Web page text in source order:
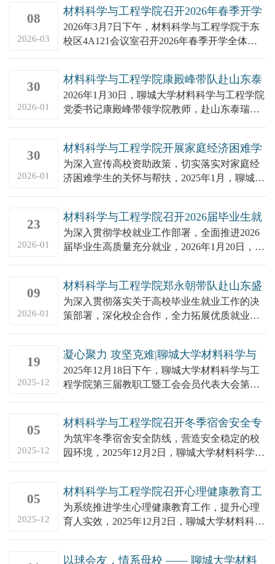
08
2026-03
材料科学与工程学院召开2026年春季开学
全体班主任工作会议
2026年3月7日下午，材料科学与工程学院于东
校区4A121会议室召开2026年春季开学全体班
30
2026-01
材料科学与工程学院康殿峰带队赴山东泰
瑞丰新材料有限公司开展访企拓岗专项行
动
2026年1月30日，聊城大学材料科学与工程学院
党委书记康殿峰带领学院教师，赴山东泰瑞丰
30
2026-01
材料科学与工程学院开展家庭经济困难学
生寒假慰问走访活动
为深入宣传高校资助政策，切实落实对家庭经
济困难学生的关怀与帮扶，2025年1月，聊城大
23
2026-01
材料科学与工程学院召开2026届毕业生就
业工作专题研究会
为深入贯彻学校就业工作部署，全面推进2026
届毕业生高质量充分就业，2026年1月20日，材
09
2026-01
材料科学与工程学院郑永朝带队赴山东盛
阳集团有限公司开展访企拓岗专项行动
为深入贯彻落实关于高校毕业生就业工作的决
策部署，深化校企合作，全力拓展优质就业岗
19
2025-12
凝心聚力 攻坚克难|聊城大学材料科学与
工程学院召开第三届教职工暨工会会员代
表大会第三次会议
2025年12月18日下午，聊城大学材料科学与工
程学院第三届教职工暨工会会员代表大会第三
05
2025-12
材料科学与工程学院召开冬季宿舍安全专
项工作会议
为筑牢冬季宿舍安全防线，营造安全稳定的校
园环境，2025年12月2日，聊城大学材料科学与
05
2025-12
材料科学与工程学院召开心理健康教育工
作专题会议
为系统推进学生心理健康教育工作，提升心理
育人实效，2025年12月2日，聊城大学材料科学
以球会友，情系母校 —— 聊城大学材料